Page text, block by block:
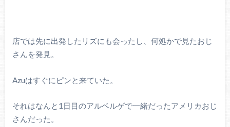
店では先に出発したリズにも会ったし、何処かで見たおじ
さんを発見。
Azuはすぐにピンと来ていた。
それはなんと1日目のアルベルゲで一緒だったアメリカおじ
さんだった。